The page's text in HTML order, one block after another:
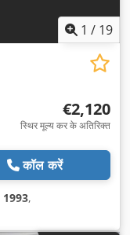
1 / 19
€2,120
स्थिर मूल्य कर के अतिरिक्त
कॉल करें
1993,